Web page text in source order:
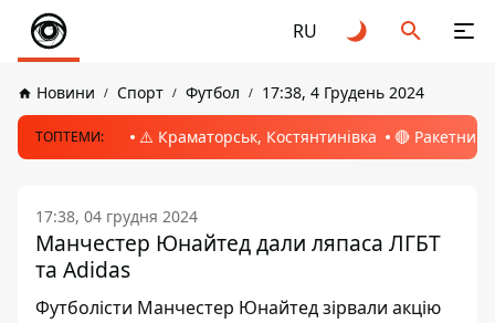
RU
Новини Спорт Футбол 17:38, 4 Грудень 2024
ТОПТЕМИ: ⚠️ Краматорськ, Костянтинівка 🔴 Ракетний
17:38, 04 грудня 2024
Манчестер Юнайтед дали ляпаса ЛГБТ
та Adidas
Футболісти Манчестер Юнайтед зірвали акцію